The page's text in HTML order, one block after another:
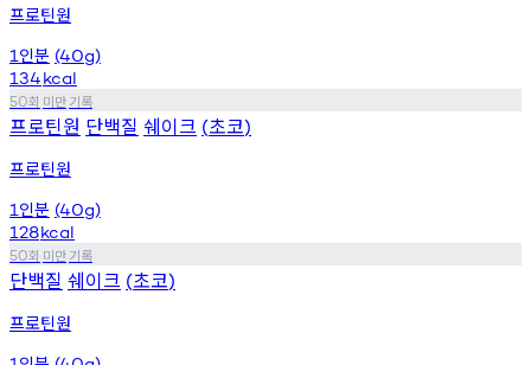
프로틴원
1 인분 (40g)
134kcal
50회 미만기록
프로틴원 단백질 쉐이크 (초코)
프로틴원
1 인분 (40g)
128kcal
50회 미만기록
단백질 쉐이크 (초코)
프로틴원